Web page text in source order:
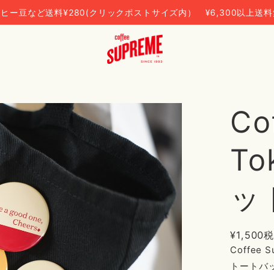
ー豆など送料¥280(クリックポストサイズ内） ¥6,300以上送料
ッ
¥1,500
Coffee
トートバ